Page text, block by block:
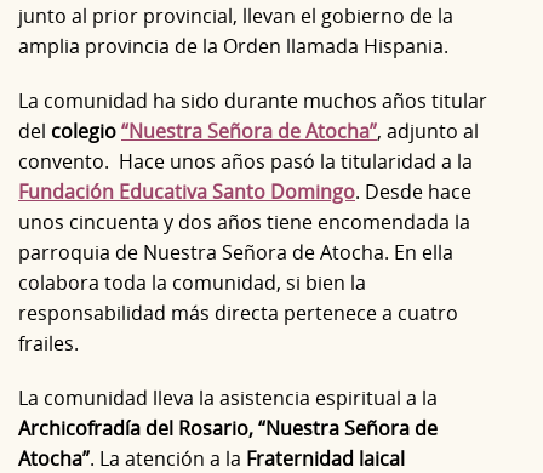
junto al prior provincial, llevan el gobierno de la
amplia provincia de la Orden llamada Hispania.
La comunidad ha sido durante muchos años titular
del colegio“Nuestra Señora de Atocha”, adjunto al
convento. Hace unos años pasó la titularidad a la
Fundación Educativa Santo Domingo. Desde hace
unos cincuenta y dos años tiene encomendada la
parroquia de Nuestra Señora de Atocha. En ella
colabora toda la comunidad, si bien la
responsabilidad más directa pertenece a cuatro
frailes.
La comunidad lleva la asistencia espiritual a la
Archicofradía del Rosario, “Nuestra Señora de
Atocha”. La atención a la Fraternidad laical